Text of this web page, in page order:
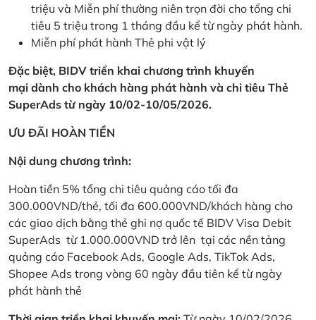
triệu và Miễn phí thường niên trọn đời cho tổng chi
tiêu 5 triệu trong 1 tháng đầu kể từ ngày phát hành.
Miễn phí phát hành Thẻ phi vật lý
Đặc biệt, BIDV triển khai chương trình khuyến
mại dành cho khách hàng phát hành và chi tiêu Thẻ
SuperAds từ ngày 10/02-10/05/2026.
ƯU ĐÃI HOÀN TIỀN
Nội dung chương trình:
Hoàn tiền 5% tổng chi tiêu quảng cáo tối đa
300.000VND/thẻ, tối đa 600.000VND/khách hàng cho
các giao dịch bằng thẻ ghi nợ quốc tế BIDV Visa Debit
SuperAds từ 1.000.000VND trở lên tại các nền tảng
quảng cáo Facebook Ads, Google Ads, TikTok Ads,
Shopee Ads trong vòng 60 ngày đầu tiên kể từ ngày
phát hành thẻ